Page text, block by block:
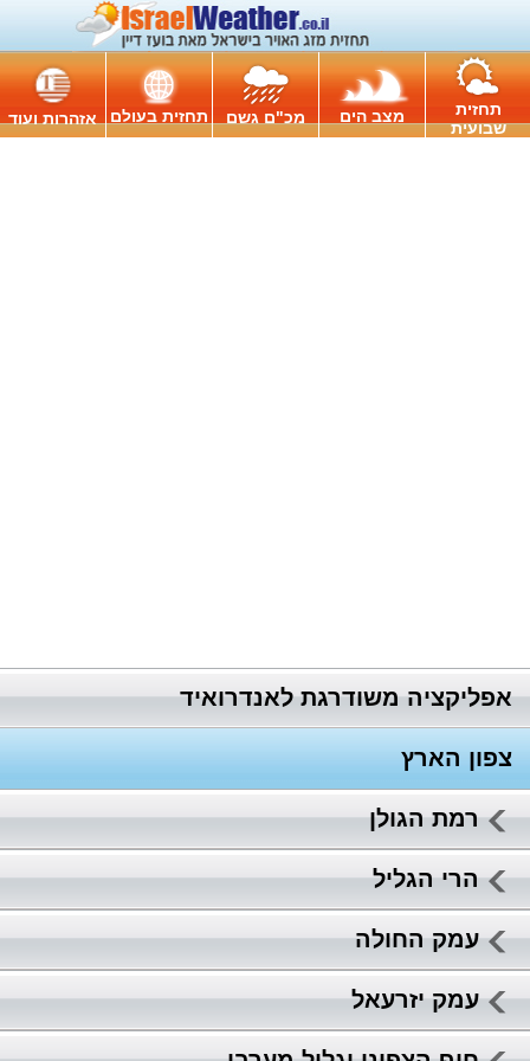
תחזית
שבועית
מצב הים מכ"ם גשם תחזית בעולם אזהרות ועוד
אפליקציה משודרגת לאנדרואיד
צפון הארץ
רמת הגולן
הרי הגליל
עמק החולה
עמק יזרעאל